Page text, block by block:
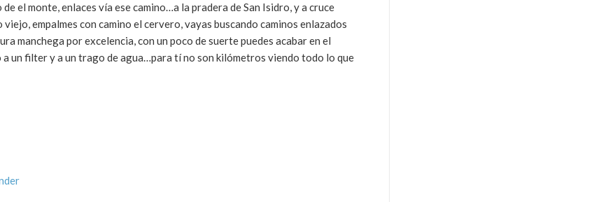
el monte, enlaces vía ese camino…a la pradera de San Isidro, y a cruce
empalmes con camino el cervero, vayas buscando caminos enlazados
manchega por excelencia, con un poco de suerte puedes acabar en el
un filter y a un trago de agua…para tí no son kilómetros viendo todo lo que